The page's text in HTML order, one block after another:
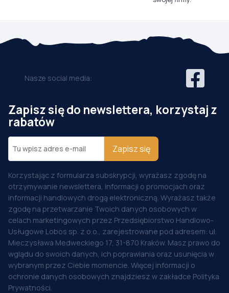
Nasze social media:
Zapisz się do newslettera, korzystaj z
rabatów
Zapisz się
Korzystając z formularza subskrypcji, wyrażasz zgodę na
otrzymywanie newslettera, informacji o promocjach oraz
informacji handlowych drogą elektroniczną. Wyrażasz także
zgodę na przetwarzanie Twoich danych osobowych w
celach marketingowych przez Przedsiębiorstwo Handlowo-
Usługowe Lobos sp. z o.o., zarejestrowane pod adresem: ul.
Mieczysława Medweckiego 17, 31-870 Kraków. Masz prawo do
wglądu do swoich danych, ich poprawiania oraz usunięcia w
wybranym przez Ciebie momencie. Więcej informacji o
ochronie danych osobowych znajdziesz w zakładce Polityka
Prywatności.